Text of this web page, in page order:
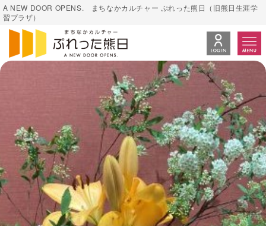
A NEW DOOR OPENS. まちなかカルチャー ぷれった熊日（旧熊日生涯学
習プラザ）